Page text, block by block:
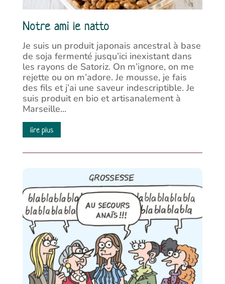
Notre ami le natto
Je suis un produit japonais ancestral à base
de soja fermenté jusqu’ici inexistant dans
les rayons de Satoriz. On m’ignore, on me
rejette ou on m’adore. Je mousse, je fais
des fils et j’ai une saveur indescriptible. Je
suis produit en bio et artisanalement à
Marseille...
lire plus